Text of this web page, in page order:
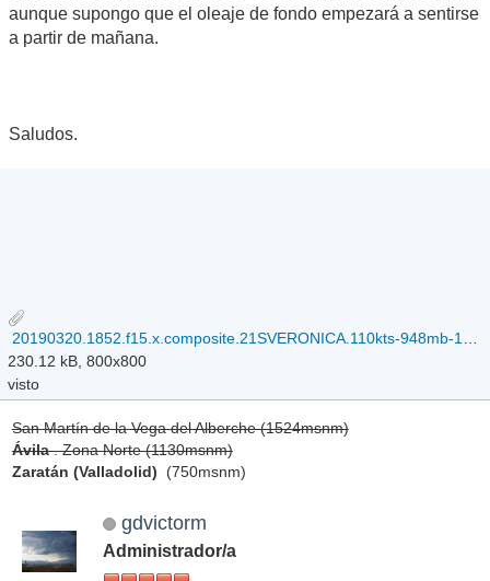
aunque supongo que el oleaje de fondo empezará a sentirse
a partir de mañana.
Saludos.
230.12 kB, 800x800
visto
San Martín de la Vega del Alberche (1524msnm)
Ávila. Zona Norte (1130msnm)
Zaratán (Valladolid) (750msnm)
gdvictorm
Administrador/a